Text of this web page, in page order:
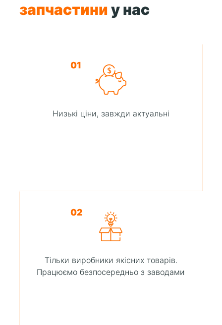
запчастиниу нас
01
Низькі ціни, завжди актуальні
02
Тільки виробники якісних товарів.
Працюємо безпосередньо з заводами